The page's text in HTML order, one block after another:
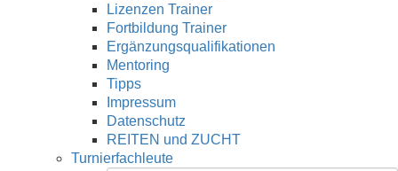
Lizenzen Trainer
Fortbildung Trainer
Ergänzungsqualifikationen
Mentoring
Tipps
Impressum
Datenschutz
REITEN und ZUCHT
Turnierfachleute